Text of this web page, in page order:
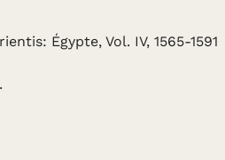
Égypte, Vol. IV, 1565-1591